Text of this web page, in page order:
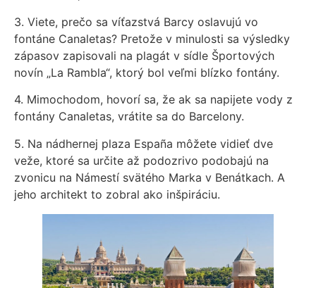
3. Viete, prečo sa víťazstvá Barcy oslavujú vo
fontáne Canaletas? Pretože v minulosti sa výsledky
zápasov zapisovali na plagát v sídle Športových
novín „La Rambla“, ktorý bol veľmi blízko fontány.
4. Mimochodom, hovorí sa, že ak sa napijete vody z
fontány Canaletas, vrátite sa do Barcelony.
5. Na nádhernej plaza España môžete vidieť dve
veže, ktoré sa určite až podozrivo podobajú na
zvonicu na Námestí svätého Marka v Benátkach. A
jeho architekt to zobral ako inšpiráciu.